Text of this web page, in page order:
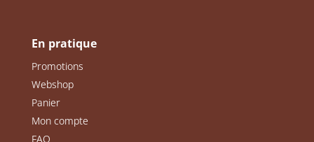
En pratique
Promotions
Webshop
Panier
Mon compte
FAQ